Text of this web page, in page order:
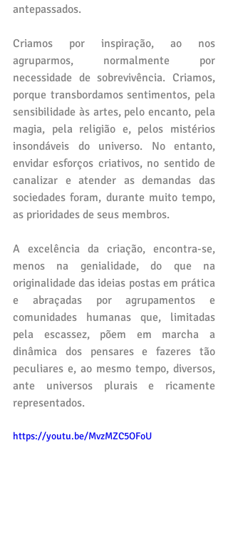
antepassados.
Criamos por inspiração, ao nos
agruparmos, normalmente por
necessidade de sobrevivência. Criamos,
porque transbordamos sentimentos, pela
sensibilidade às artes, pelo encanto, pela
magia, pela religião e, pelos mistérios
insondáveis do universo. No entanto,
envidar esforços criativos, no sentido de
canalizar e atender as demandas das
sociedades foram, durante muito tempo,
as prioridades de seus membros.
A excelência da criação, encontra-se,
menos na genialidade, do que na
originalidade das ideias postas em prática
e abraçadas por agrupamentos e
comunidades humanas que, limitadas
pela escassez, põem em marcha a
dinâmica dos pensares e fazeres tão
peculiares e, ao mesmo tempo, diversos,
ante universos plurais e ricamente
representados.
https://youtu.be/MvzMZC5OFoU